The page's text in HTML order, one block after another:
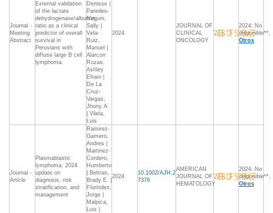
Journal -
Meeting
Abstract
External validation
of the lactate
dehydrogenase/albumin
ratio as a clinical
predictor of overall
survival in
Peruvians with
diffuse large B cell
lymphoma.
Denisse |
Paredes-
Noguni,
Sally |
Vela-
Ruiz,
Manuel |
Alarcon
Rozas,
Ashley
Efrain |
De La
Cruz-
Vargas,
Jhony A.
| Vilela,
Luis
2024
JOURNAL OF
CLINICAL
ONCOLOGY
2024: No
disponible**,
Otros
Journal -
Article
Plasmablastic
lymphoma: 2024
update on
diagnosis, risk
stratification, and
management
Ramirez-
Gamero,
Andres |
Martinez-
Cordero,
Humberto
| Beltran,
Brady E. |
Florindez,
Jorge |
Malpica,
Luis |
2024
10.1002/AJH.2
7376
AMERICAN
JOURNAL OF
HEMATOLOGY
2024: No
disponible**,
Otros